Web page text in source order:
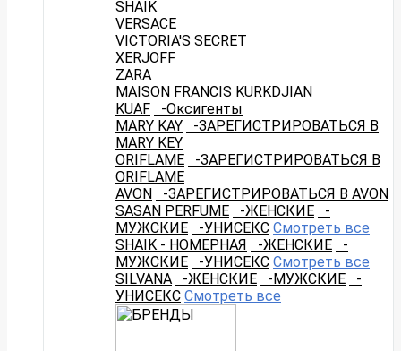
SHAIK
VERSACE
VICTORIA'S SECRET
XERJOFF
ZARA
MAISON FRANCIS KURKDJIAN
KUAF
-Оксигенты
MARY KAY
-ЗАРЕГИСТРИРОВАТЬСЯ В
MARY KEY
ORIFLAME
-ЗАРЕГИСТРИРОВАТЬСЯ В
ORIFLAME
AVON
-ЗАРЕГИСТРИРОВАТЬСЯ В AVON
SASAN PERFUME
-ЖЕНСКИЕ
-
МУЖСКИЕ
-УНИСЕКС Смотреть все
SHAIK - НОМЕРНАЯ
-ЖЕНСКИЕ
-
МУЖСКИЕ
-УНИСЕКС Смотреть все
SILVANA
-ЖЕНСКИЕ -МУЖСКИЕ
-
УНИСЕКС Смотреть все